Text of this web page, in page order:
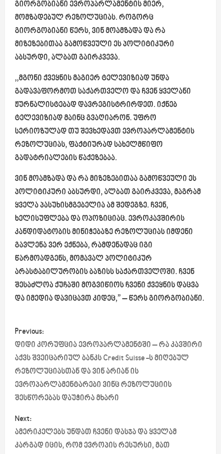
გიორგობიანი ევროპარლამენტის მიერ,
მომზადებულ რეზოლუციას. როგორც
გიორგობიანი წერს, ვინ მოამზადა და რა
მიზეზებითაა გამოწვეული ეს პოლიტიკური
აბსურდი, ალბათ გაირკვევა.
,,მგონი ქვეყნის მაგიერ ტელევიზიად უნდა
გადავაფორმოთ საქართველო და ჩვენ ყველანი
ჟურნალისტებად დავრეგისტრირდეთ. იქნებ
ტელევიზიად მაინც გვაღიარონ. უფრო
სერიოზულად თუ შევხედავთ ევროპარლამენტის
რეზოლუციას, ფაქტიურად სახელმწიფო
გადატრიალების წაქეზებაა.
ვინ მოამზადა და რა მიზეზებითაა გამოწვეული ეს
პოლიტიკური აბსურდი, ალბათ გაირკვევა, მაგრამ
ყველა პასუხისმგებელია ამ შედეგზე. ჩვენ,
ხელისუფლება და ოპოზიციაც. ევროკავშირის
კანდიდატობის მინიჭებაზე რეზოლუციას იმდენი
გავლენა ვერ ექნება, რამდენადაც იგი
წარმოადგენს, მომავალ პოლიტიკურ
არასტაბილურობის ბაზისს საქართველოში. ჩვენ
შესაძლოა ქუჩაში მოგვიწიოს ჩვენი ქვეყნის დაცვა
და იმედია დავიცავთ კიდეც,”– წერს გიორგობიანი.
P
o
s
t
a
Previous:
დიდი კორუფცია ევროპარლამენტში – რა კავშირი
აქვს შვეიცარიულ ბანკს Credit Suisse -ს მიღებულ
რეზოლუციასთან და ვინ არიან ის
ევროპარლამენტარები ვინც რეზოლუციის
შესწორებას დაუჭირა მხარი
Next:
ამერიკელებს უნდათ ჩვენი დასჯა და ყველამ
კარგად იცის, რომ ევროპის რესურსი, მათ